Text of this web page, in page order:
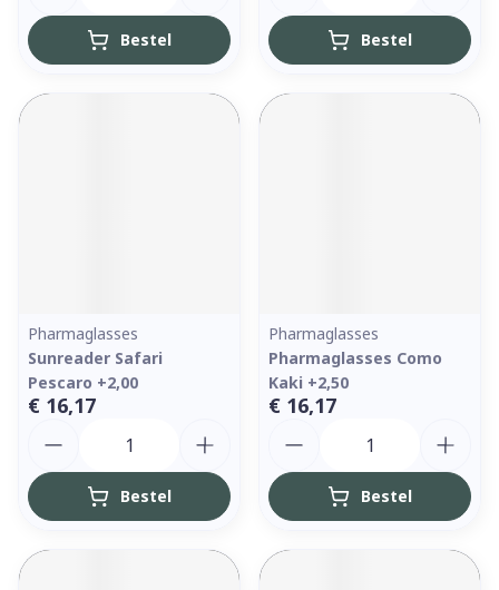
Bestel Bestel
Pharmaglasses
Sunreader Safari
Pescaro +2,00
€ 16,17
Bestel
Pharmaglasses
Pharmaglasses Como
Kaki +2,50
€ 16,17
Bestel